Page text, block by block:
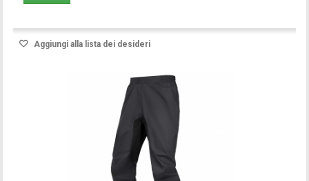
Aggiungi alla lista dei desideri